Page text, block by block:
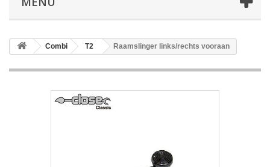
Combi T2 Raamslinger links/rechts vooraan